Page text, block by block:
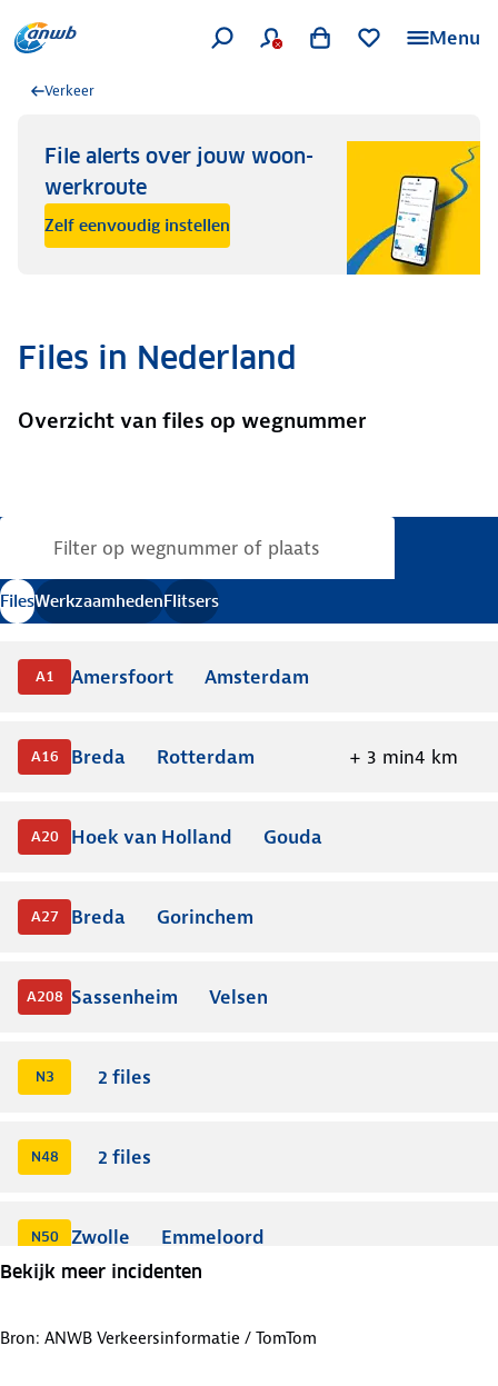
Menu
Verkeer
File alerts over jouw woon-
werkroute
Zelf eenvoudig instellen
Files in Nederland
Overzicht van files op wegnummer
FilesWerkzaamhedenFlitsers
A1 Amersfoort Amsterdam
A16 Breda Rotterdam + 3 min4 km
A20 Hoek van Holland Gouda
A27 Breda Gorinchem
A208 Sassenheim Velsen
N3 2 files
N48 2 files
N50 Zwolle Emmeloord
Bekijk meer incidenten
Bron: ANWB Verkeersinformatie / TomTom